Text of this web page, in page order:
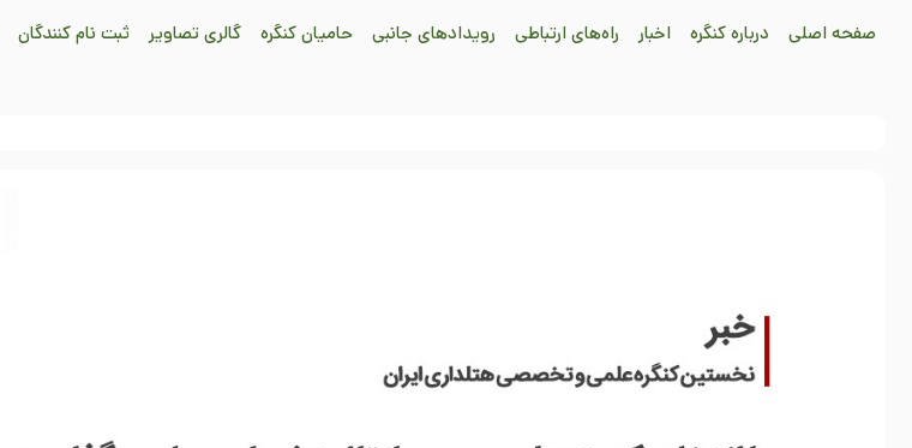
صفحه اصلی درباره کنگره اخبار راه‌های ارتباطی رویدادهای جانبی حامیان کنگره گالری تصاویر ثبت نام کنندگان